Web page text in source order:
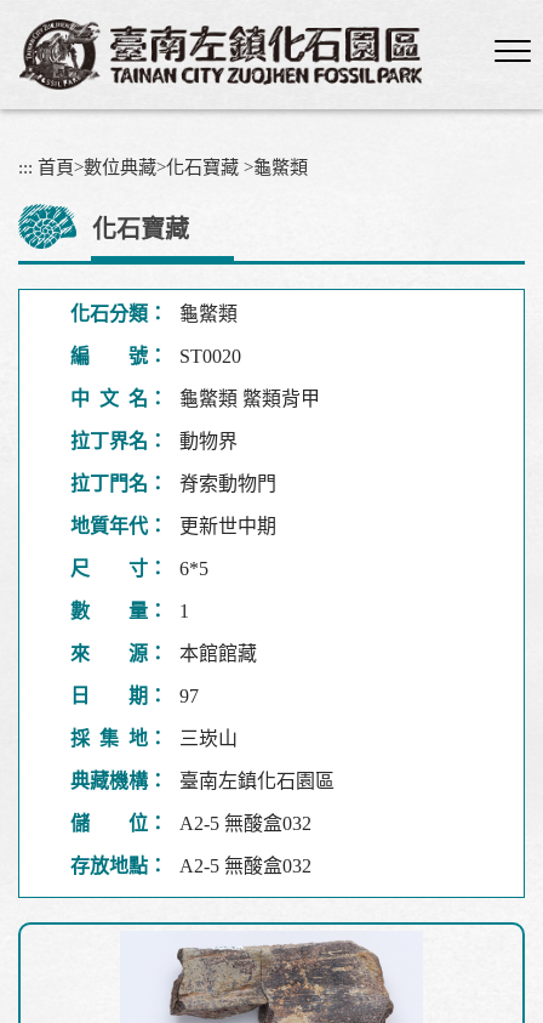
內
::: 首頁>數位典藏>化石寶藏 >龜鱉類
化石寶藏
化石分類： 龜鱉類
編 號： ST0020
中 文 名： 龜鱉類 鱉類背甲
拉丁界名： 動物界
拉丁門名： 脊索動物門
地質年代： 更新世中期
尺 寸： 6*5
數 量： 1
來 源： 本館館藏
日 期： 97
採 集 地： 三崁山
典藏機構： 臺南左鎮化石園區
儲 位： A2-5 無酸盒032
存放地點： A2-5 無酸盒032